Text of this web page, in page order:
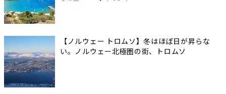
【ノルウェー トロムソ】冬はほぼ日が昇らな
い。ノルウェー北極圏の街、トロムソ